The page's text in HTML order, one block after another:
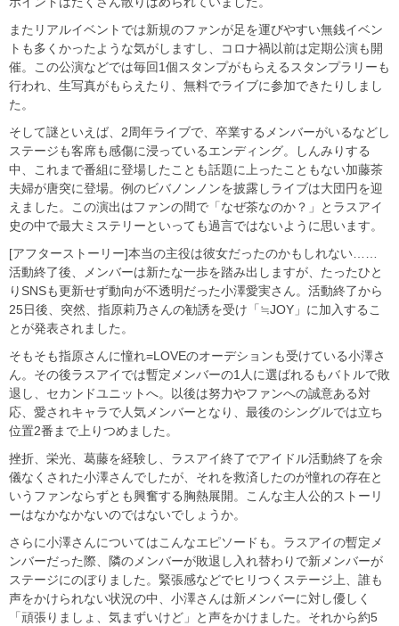
またリアルイベントでは新規のファンが足を運びやすい無銭イベン
トも多くかったような気がしますし、コロナ禍以前は定期公演も開
催。この公演などでは毎回1個スタンプがもらえるスタンプラリーも
行われ、生写真がもらえたり、無料でライブに参加できたりしまし
た。
そして謎といえば、2周年ライブで、卒業するメンバーがいるなどし
ステージも客席も感傷に浸っているエンディング。しんみりする
中、これまで番組に登場したことも話題に上ったこともない加藤茶
夫婦が唐突に登場。例のビバノンノンを披露しライブは大団円を迎
えました。この演出はファンの間で「なぜ茶なのか？」とラスアイ
史の中で最大ミステリーといっても過言ではないように思います。
[アフターストーリー]本当の主役は彼女だったのかもしれない……
活動終了後、メンバーは新たな一歩を踏み出しますが、たったひと
りSNSも更新せず動向が不透明だった小澤愛実さん。活動終了から
25日後、突然、指原莉乃さんの勧誘を受け「≒JOY」に加入するこ
とが発表されました。
そもそも指原さんに憧れ=LOVEのオーデションも受けている小澤さ
ん。その後ラスアイでは暫定メンバーの1人に選ばれるもバトルで敗
退し、セカンドユニットへ。以後は努力やファンへの誠意ある対
応、愛されキャラで人気メンバーとなり、最後のシングルでは立ち
位置2番まで上りつめました。
挫折、栄光、葛藤を経験し、ラスアイ終了でアイドル活動終了を余
儀なくされた小澤さんでしたが、それを救済したのが憧れの存在と
いうファンならずとも興奮する胸熱展開。こんな主人公的ストーリ
ーはなかなかないのではないでしょうか。
さらに小澤さんについてはこんなエピソードも。ラスアイの暫定メ
ンバーだった際、隣のメンバーが敗退し入れ替わりで新メンバーが
ステージにのぼりました。緊張感などでヒリつくステージ上、誰も
声をかけられない状況の中、小澤さんは新メンバーに対し優しく
「頑張りましょ、気まずいけど」と声をかけました。それから約5